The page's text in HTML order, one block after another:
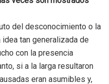
del desconocimiento o la
tan generalizada de
con la presencia
si a la larga resultaron
eran asumibles y,